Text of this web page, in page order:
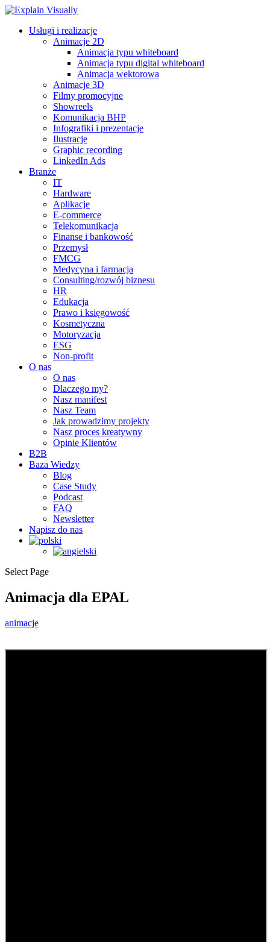
Usługi i realizacje
Animacje 2D
Animacja typu whiteboard
Animacja typu digital whiteboard
Animacja wektorowa
Animacje 3D
Filmy promocyjne
Showreels
Komunikacja BHP
Infografiki i prezentacje
Ilustracje
Graphic recording
LinkedIn Ads
Branże
IT
Hardware
Aplikacje
E-commerce
Telekomunikacja
Finanse i bankowość
Przemysł
FMCG
Medycyna i farmacja
Consulting/rozwój biznesu
HR
Edukacja
Prawo i księgowość
Kosmetyczna
Motoryzacja
ESG
Non-profit
O nas
O nas
Dlaczego my?
Nasz manifest
Nasz Team
Jak prowadzimy projekty
Nasz proces kreatywny
Opinie Klientów
B2B
Baza Wiedzy
Blog
Case Study
Podcast
FAQ
Newsletter
Napisz do nas
Select Page
Animacja dla EPAL
animacje